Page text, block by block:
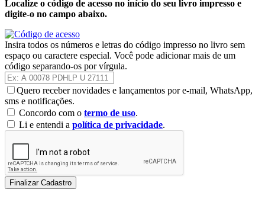
Localize o código de acesso no início do seu livro impresso e
digite-o no campo abaixo.
Insira todos os números e letras do código impresso no livro sem
espaço ou caractere especial. Você pode adicionar mais de um
código separando-os por vírgula.
Quero receber novidades e lançamentos por e-mail, WhatsApp,
sms e notificações.
Concordo com o termo de uso.
Li e entendi a política de privacidade.